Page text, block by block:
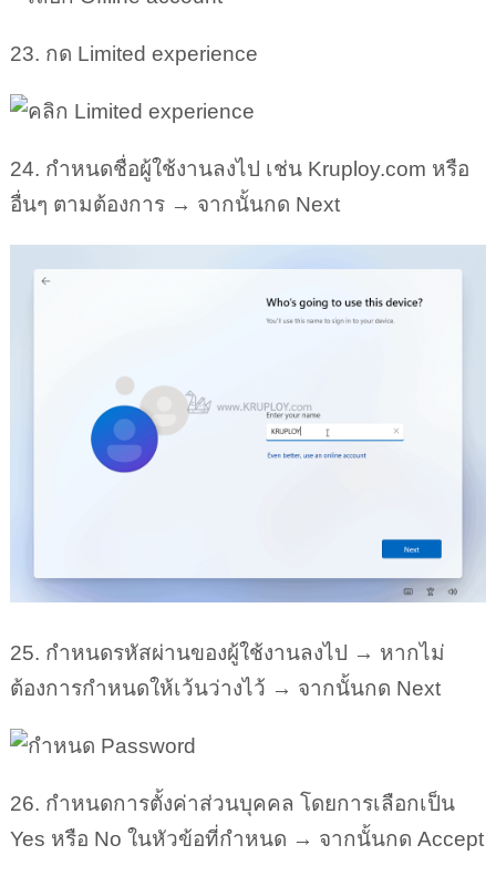
23. กด Limited experience
24. กำหนดชื่อผู้ใช้งานลงไป เช่น Kruploy.com หรือ
อื่นๆ ตามต้องการ → จากนั้นกด Next
25. กำหนดรหัสผ่านของผู้ใช้งานลงไป → หากไม่
ต้องการกำหนดให้เว้นว่างไว้ → จากนั้นกด Next
26. กำหนดการตั้งค่าส่วนบุคคล โดยการเลือกเป็น
Yes หรือ No ในหัวข้อที่กำหนด → จากนั้นกด Accept